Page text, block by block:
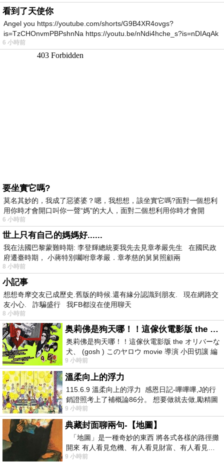
看到了天使你
Angel you https://youtube.com/shorts/G9B4XR4ovgs?
is=TzCHOnvmPBPshnNa https://youtu.be/nNdi4hche_s?is=nDIAqAk
6 小時前
要坐實它嗎?
莫名其妙的，我成了惡婆婆？嗯，我想想，該坐實它嗎?面對一個想利
用你時才會開口叫你一聲“媽"的大人，面對二個想利用你時才會開
6 小時前
世上只有自己的媽媽好......
我在法國巴黎蒙難時期: 李登輝總統要我先去見章孝嚴先生 在國民政
府遷臺時期， 小蔣特別囑咐章孝嚴．章孝慈的舅舅照顧兩
8 小時前
小記事
想想奇摩交友已成歷史.舊版的時候.還有緣分認識到朋友. 現在網路交
友小心. 詐騙盛行 我FB都沒在使用聊天
8 小時前
奥莉佛是狗天哪！！這傢伙電影版 the オリバーな犬、 (gosh ) このヤロウ movie
奥莉佛是狗天哪！！這傢伙電影版 the オリバーな
犬、 (gosh ) このヤロウ movie 導演 小田切讓 編
劇: 小田切讓 主演: 小田切讓
9 小時前
溫柔向上的浮力
115.6.9 溫柔向上的浮力 感恩日記-嗶嗶嗶,J的行
銷證照考上了補概論86分。 想要做就去做,勵精圖
治大成功,也是表法,堅持和努力
9 小時前
典藏封面聊兩句-【地圖】
「地圖」是一種奇妙的東西 將各式各樣的路徑攤
開來 有人看見危機、有人看見財富、有人看見…
從中可以發掘出不同的
9 小時前